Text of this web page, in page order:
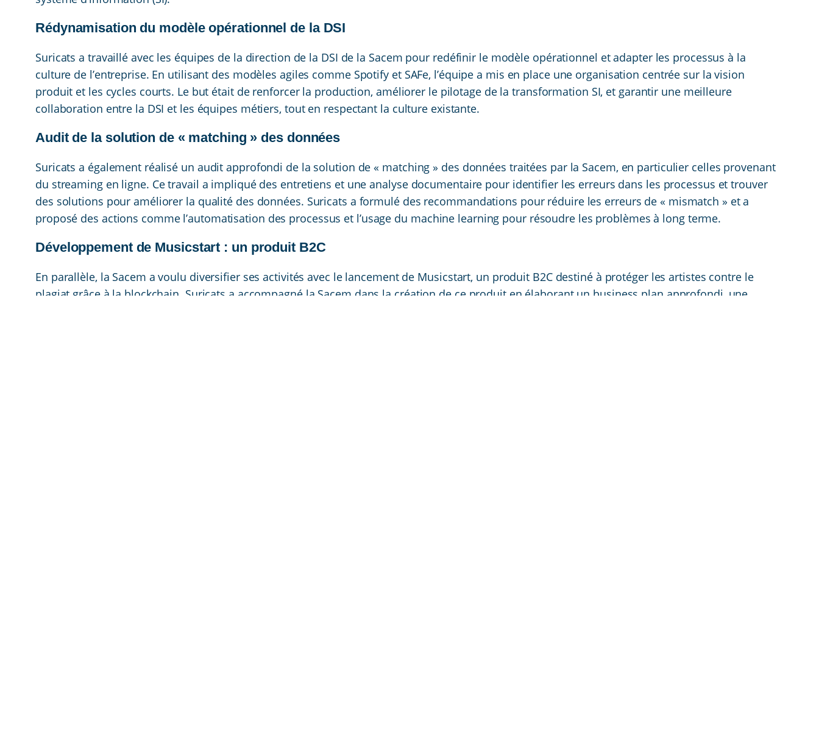
Rédynamisation du modèle opérationnel de la DSI
Suricats a travaillé avec les équipes de la direction de la DSI de la Sacem pour redéfinir le modèle opérationnel et adapter les processus à la
culture de l’entreprise. En utilisant des modèles agiles comme Spotify et SAFe, l’équipe a mis en place une organisation centrée sur la vision
produit et les cycles courts. Le but était de renforcer la production, améliorer le pilotage de la transformation SI, et garantir une meilleure
collaboration entre la DSI et les équipes métiers, tout en respectant la culture existante.
Audit de la solution de « matching » des données
Suricats a également réalisé un audit approfondi de la solution de « matching » des données traitées par la Sacem, en particulier celles provenant
du streaming en ligne. Ce travail a impliqué des entretiens et une analyse documentaire pour identifier les erreurs dans les processus et trouver
des solutions pour améliorer la qualité des données. Suricats a formulé des recommandations pour réduire les erreurs de « mismatch » et a
proposé des actions comme l’automatisation des processus et l’usage du machine learning pour résoudre les problèmes à long terme.
Développement de Musicstart : un produit B2C
En parallèle, la Sacem a voulu diversifier ses activités avec le lancement de Musicstart, un produit B2C destiné à protéger les artistes contre le
plagiat grâce à la blockchain. Suricats a accompagné la Sacem dans la création de ce produit en élaborant un business plan approfondi, une